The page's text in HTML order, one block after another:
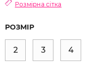
Розмірна сітка
РОЗМІР
2 3 4